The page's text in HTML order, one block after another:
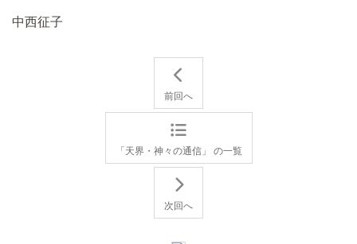
中西征子
前回へ
「天界・神々の通信」 の一覧
次回へ